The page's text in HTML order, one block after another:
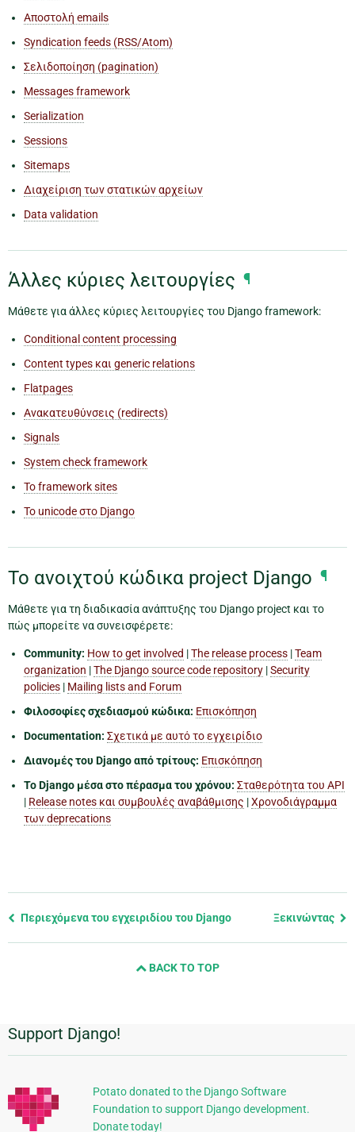
Αποστολή emails
Syndication feeds (RSS/Atom)
Σελιδοποίηση (pagination)
Messages framework
Serialization
Sessions
Sitemaps
Διαχείριση των στατικών αρχείων
Data validation
Άλλες κύριες λειτουργίες ¶
Μάθετε για άλλες κύριες λειτουργίες του Django framework:
Conditional content processing
Content types και generic relations
Flatpages
Ανακατευθύνσεις (redirects)
Signals
System check framework
Το framework sites
Το unicode στο Django
Το ανοιχτού κώδικα project Django ¶
Μάθετε για τη διαδικασία ανάπτυξης του Django project και το
πώς μπορείτε να συνεισφέρετε:
Community: How to get involved |The release process |Team
organization |The Django source code repository |Security
policies | Mailing lists and Forum
Φιλοσοφίες σχεδιασμού κώδικα: Επισκόπηση
Documentation: Σχετικά με αυτό το εγχειρίδιο
Διανομές του Django από τρίτους: Επισκόπηση
Το Django μέσα στο πέρασμα του χρόνου: Σταθερότητα του API
| Release notes και συμβουλές αναβάθμισης |Χρονοδιάγραμμα
των deprecations
Previous
Περιεχόμενα του εγχειριδίου του Django Ξεκινώντας
BACK TO TOP
Πρόσθετες
πληροφορίες
Support Django!
Potato donated to the Django Software
Foundation to support Django development.
Donate today!